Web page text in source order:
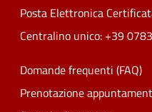
Posta Elettronica
Centralino unico: +39
Domande frequenti (FAQ)
Prenotazione